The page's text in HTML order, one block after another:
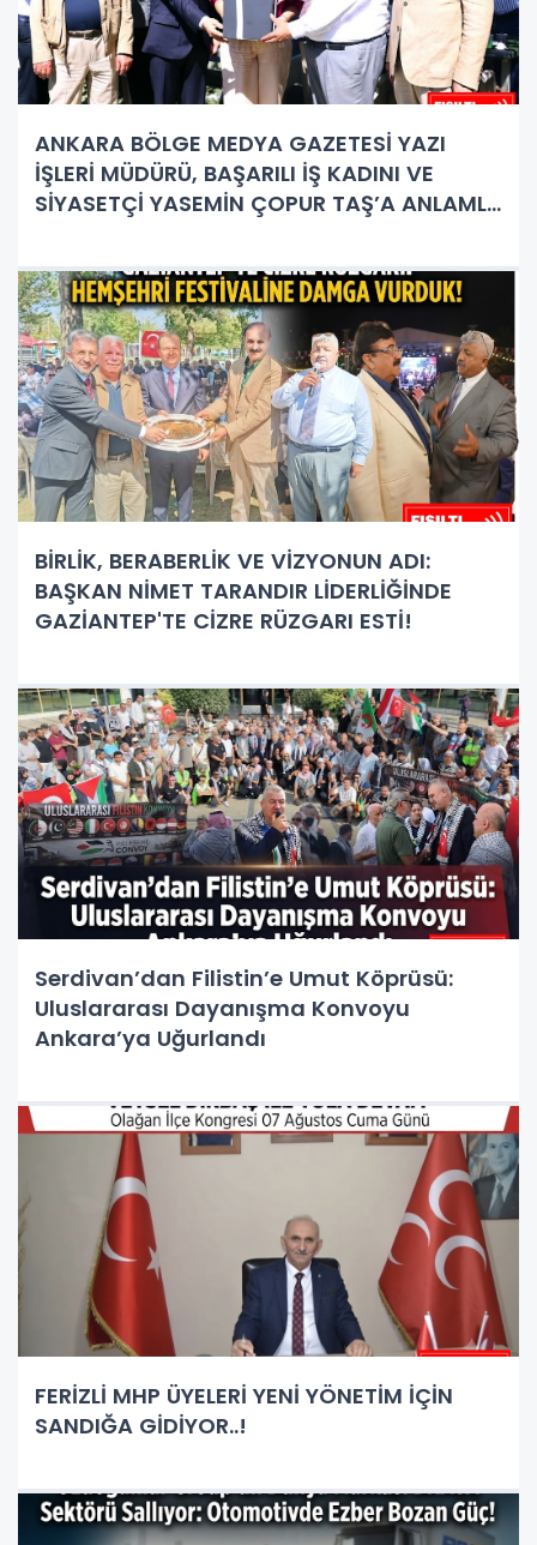
ANKARA BÖLGE MEDYA GAZETESİ YAZI
İŞLERİ MÜDÜRÜ, BAŞARILI İŞ KADINI VE
SİYASETÇİ YASEMİN ÇOPUR TAŞ’A ANLAMLI
BİRLİK, BERABERLİK VE VİZYONUN ADI:
BAŞKAN NİMET TARANDIR LİDERLİĞİNDE
GAZİANTEP'TE CİZRE RÜZGARI ESTİ!
Serdivan’dan Filistin’e Umut Köprüsü:
Uluslararası Dayanışma Konvoyu
Ankara’ya Uğurlandı
FERİZLİ MHP ÜYELERİ YENİ YÖNETİM İÇİN
SANDIĞA GİDİYOR..!